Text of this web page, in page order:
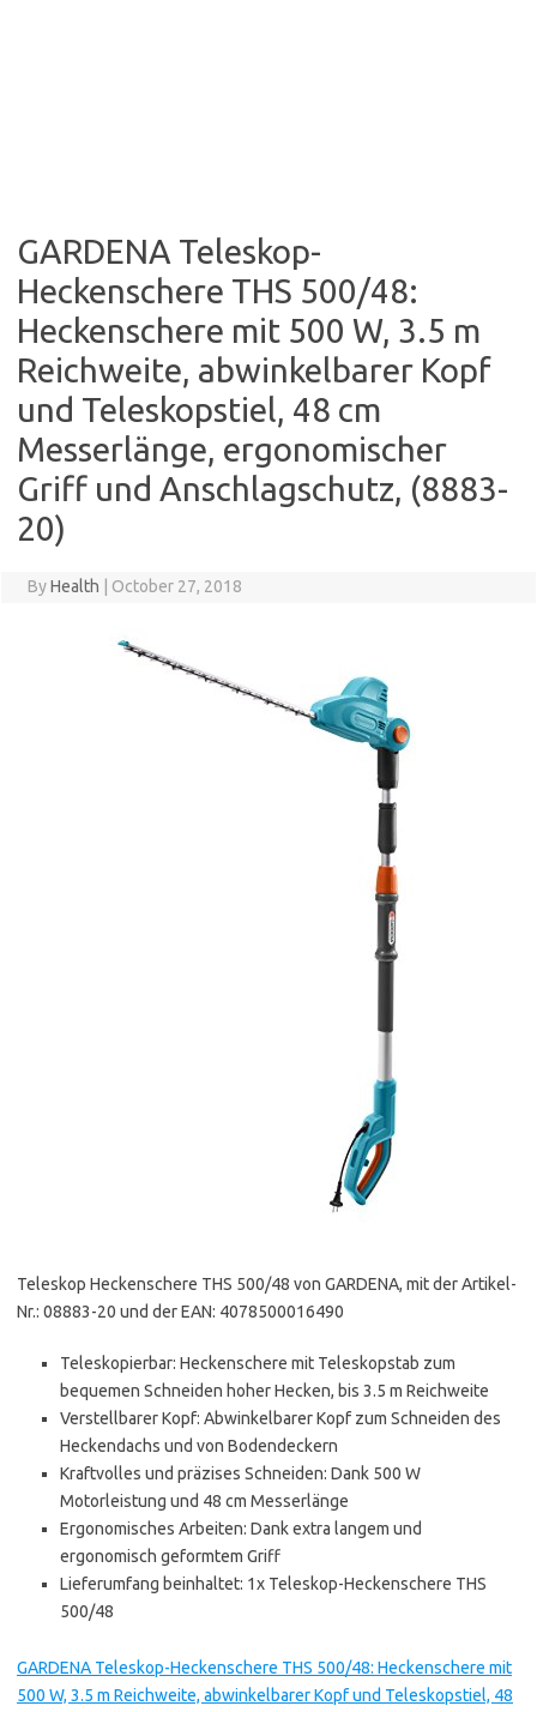
GARDENA Teleskop-
Heckenschere THS 500/48:
Heckenschere mit 500 W, 3.5 m
Reichweite, abwinkelbarer Kopf
und Teleskopstiel, 48 cm
Messerlänge, ergonomischer
Griff und Anschlagschutz, (8883-
20)
ByHealth October 27, 2018
Teleskop Heckenschere THS 500/48 von GARDENA, mit der Artikel-
Nr.: 08883-20 und der EAN: 4078500016490
Teleskopierbar: Heckenschere mit Teleskopstab zum
bequemen Schneiden hoher Hecken, bis 3.5 m Reichweite
Verstellbarer Kopf: Abwinkelbarer Kopf zum Schneiden des
Heckendachs und von Bodendeckern
Kraftvolles und präzises Schneiden: Dank 500 W
Motorleistung und 48 cm Messerlänge
Ergonomisches Arbeiten: Dank extra langem und
ergonomisch geformtem Griff
Lieferumfang beinhaltet: 1x Teleskop-Heckenschere THS
500/48
GARDENA Teleskop-Heckenschere THS 500/48: Heckenschere mit
500 W, 3.5 m Reichweite, abwinkelbarer Kopf und Teleskopstiel, 48